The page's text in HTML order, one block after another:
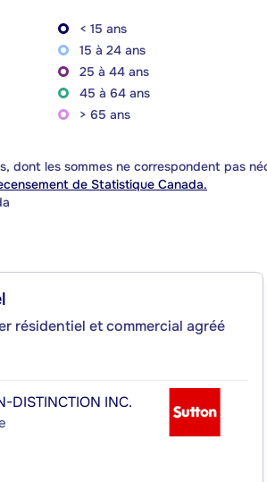
< 15 ans
15 à 24 ans
25 à 44 ans
45 à 64 ans
> 65 ans
dont les sommes ne correspondent pas
de Statistique Canada.
résidentiel et commercial agréé
DISTINCTION INC.